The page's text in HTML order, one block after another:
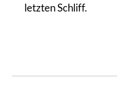
letzten Schliff.